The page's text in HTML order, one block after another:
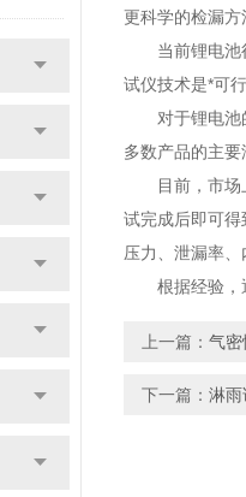
更科学的检漏方
当前锂电池行
试仪技术是*可行
对于锂电池的
多数产品的主
目前，市场上
试完成后即可
压力、泄漏率、
根据经验，通
上一篇： 气密
下一篇： 淋雨